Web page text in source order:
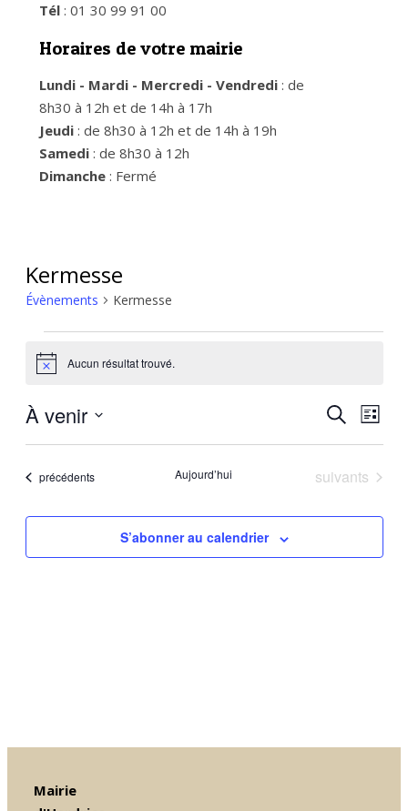
Tél : 01 30 99 91 00
Horaires de votre mairie
Lundi - Mardi - Mercredi - Vendredi : de
8h30 à 12h et de 14h à 17h
Jeudi : de 8h30 à 12h et de 14h à 19h
Samedi : de 8h30 à 12h
Dimanche : Fermé
Kermesse
Évènements Kermesse
Évènements
Notice Aucun résultat trouvé.
et
de
Recherche
de
Liste
À venir
date.Évènements
précédents Aujourd’hui Évènements
suivants
S’abonner au calendrier
Mairie